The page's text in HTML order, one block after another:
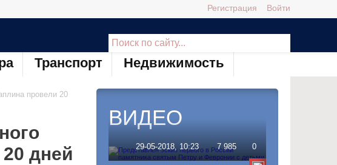
Регистрация Войти
Транспорт
Недвижимость
провели 20
дней
ВИДЕО
29-05-2018, 10:23 7 985 0